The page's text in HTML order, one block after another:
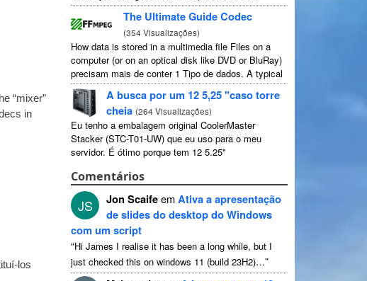
“mix­er”
in
los
wordpress.com,you lose some control and you
have to serve their...
The Ultimate Guide Codec
(354 Visualizações)
How data is stored in a multimedia file Files on a
computer(or on an optical disk like DVD or BluRay)
precisam mais de conter 1 Tipo de dados.A typical
movie will include...
A busca por um 12 5,25 "caso torre
cheia (264 Visualizações)
Eu tenho a embalagem original CoolerMaster
Stacker (STC-T01-UW) que eu uso para o meu
servidor. É ótimo porque tem 12 5.25"
falando, tem 11 utilizável como 1 deles ...
Comentários
JS Jon ScaifeemAtiva a apresentação
de slides do desktop do Windows
com um script
“Hi James I realise it has been a long while,but I
just checked this on windows 11 (build 23H2)…”